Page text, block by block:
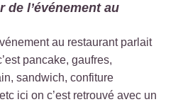
l’événement au
au restaurant parlait
pancake, gaufres,
sandwich, confiture
ici on c’est retrouvé avec un